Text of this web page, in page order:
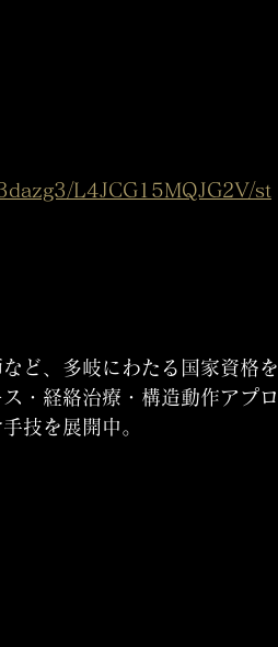
L4JCG15MQJG2V/st
ど、多岐にわたる国家資格を
・経絡治療・構造動作アプロ
技を展開中。